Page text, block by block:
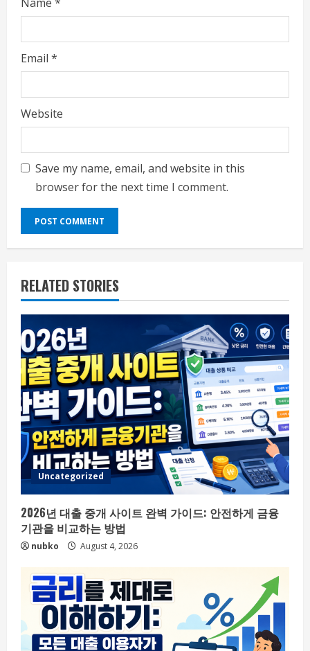
Email *
Website
Save my name, email, and website in this
browser for the next time I comment.
RELATED STORIES
Uncategorized
2026년 대출 중개 사이트 완벽 가이드: 안전하게 금융
기관을 비교하는 방법
nubko August 4, 2026